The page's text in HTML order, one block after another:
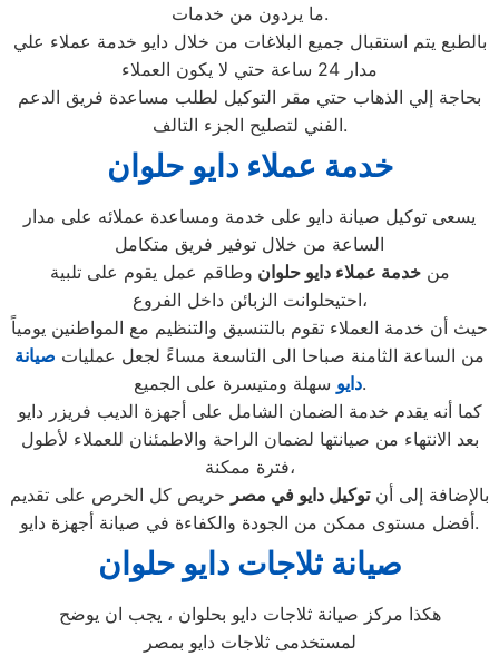
ما يردون من خدمات.
بالطبع يتم استقبال جميع البلاغات من خلال دايو خدمة عملاء علي
مدار 24 ساعة حتي لا يكون العملاء
بحاجة إلي الذهاب حتي مقر التوكيل لطلب مساعدة فريق الدعم
الفني لتصليح الجزء التالف.
خدمة عملاء دايو حلوان
يسعى توكيل صيانة دايو على خدمة ومساعدة عملائه على مدار
الساعة من خلال توفير فريق متكامل
منخدمة عملاء دايوحلوان وطاقم عمل يقوم على تلبية
احتيحلوانت الزبائن داخل الفروع،
حيث أن خدمة العملاء تقوم بالتنسيق والتنظيم مع المواطنين يومياً
من الساعة الثامنة صباحا الى التاسعة مساءً لجعل عمليات صيانة
دايوسهلة ومتيسرة على الجميع.
كما أنه يقدم خدمة الضمان الشامل على أجهزة الديب فريزر دايو
بعد الانتهاء من صيانتها لضمان الراحة والاطمئنان للعملاء لأطول
فترة ممكنة،
بالإضافة إلى أنتوكيل دايو في مصر حريص كل الحرص على تقديم
أفضل مستوى ممكن من الجودة والكفاءة في صيانة أجهزة دايو.
صيانة ثلاجات دايو حلوان
هكذا مركز صيانة ثلاجات دايو بحلوان ، يجب ان يوضح
لمستخدمى ثلاجات دايو بمصر